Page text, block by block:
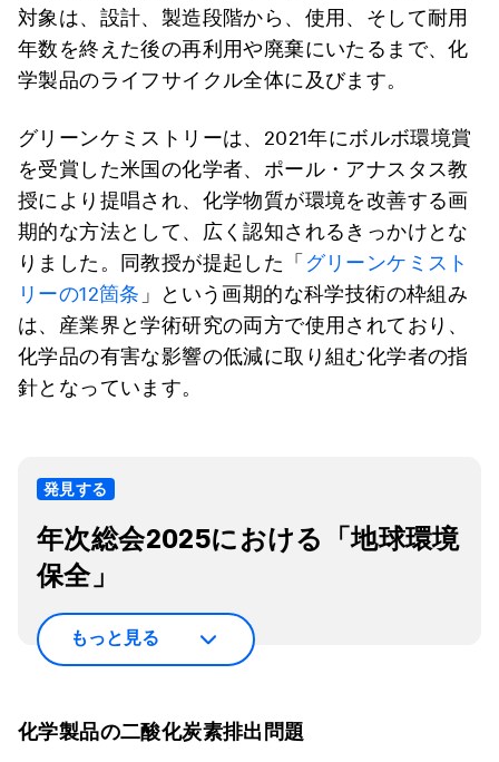
対象は、設計、製造段階から、使用、そして耐用
年数を終えた後の再利用や廃棄にいたるまで、化
学製品のライフサイクル全体に及びます。
グリーンケミストリーは、2021年にボルボ環境賞
を受賞した米国の化学者、ポール・アナスタス教
授により提唱され、化学物質が環境を改善する画
期的な方法として、広く認知されるきっかけとな
りました。同教授が提起した「 グリーンケミスト
リーの12箇条 」という画期的な科学技術の枠組み
は、産業界と学術研究の両方で使用されており、
化学品の有害な影響の低減に取り組む化学者の指
針となっています。
発見する
年次総会2025における「地球環境
保全」
もっと見る
化学製品の二酸化炭素排出問題